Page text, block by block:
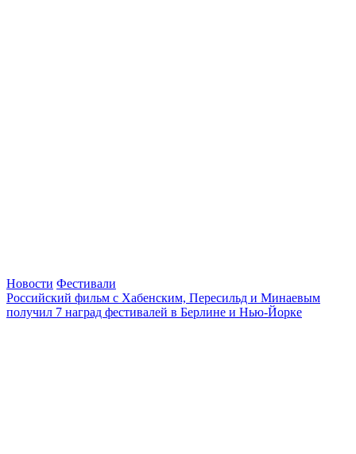
Новости Фестивали
Российский фильм с Хабенским, Пересильд и Минаевым
получил 7 наград фестивалей в Берлине и Нью-Йорке